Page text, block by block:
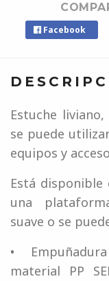
Facebook
Estuche
se puede
equipos y
Está disponible
una
suave o se
•
material PP